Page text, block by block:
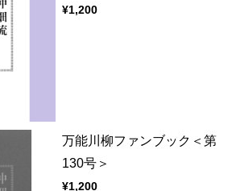
¥1,200
万能川柳ファンブック＜第
130号＞
¥1,200